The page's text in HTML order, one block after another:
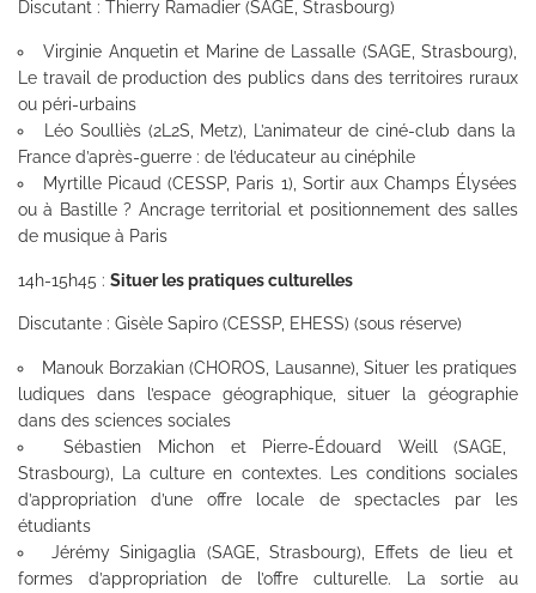
Discutant : Thierry Ramadier (SAGE, Strasbourg)
Virginie Anquetin et Marine de Lassalle (SAGE, Strasbourg),
Le travail de production des publics dans des territoires ruraux
ou péri-urbains
Léo Soulliès (2L2S, Metz), L’animateur de ciné-club dans la
France d’après-guerre : de l’éducateur au cinéphile
Myrtille Picaud (CESSP, Paris 1), Sortir aux Champs Élysées
ou à Bastille ? Ancrage territorial et positionnement des salles
de musique à Paris
14h-15h45 : Situer les pratiques culturelles
Discutante : Gisèle Sapiro (CESSP, EHESS) (sous réserve)
Manouk Borzakian (CHOROS, Lausanne), Situer les pratiques
ludiques dans l’espace géographique, situer la géographie
dans des sciences sociales
Sébastien Michon et Pierre-Édouard Weill (SAGE,
Strasbourg), La culture en contextes. Les conditions sociales
d’appropriation d’une offre locale de spectacles par les
étudiants
Jérémy Sinigaglia (SAGE, Strasbourg), Effets de lieu et
formes d’appropriation de l’offre culturelle. La sortie au